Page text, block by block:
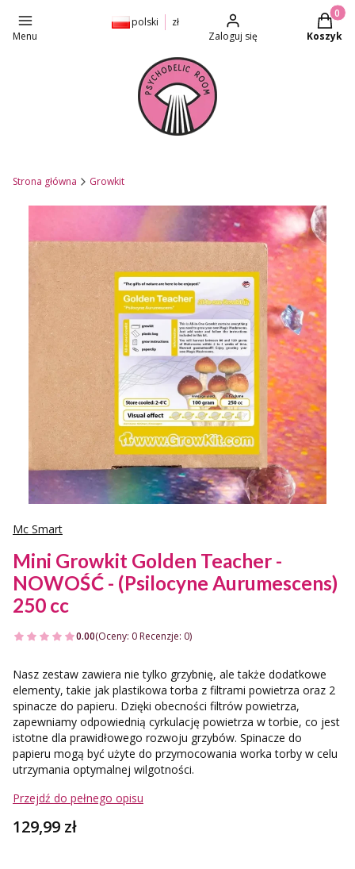
Menu
polski
zł
Zaloguj się
Koszyk
Strona główna Growkit
Mc Smart
Mini Growkit Golden Teacher -
NOWOŚĆ - (Psilocyne Aurumescens)
250 cc
0.00(Oceny: 0 Recenzje: 0)
Nasz zestaw zawiera nie tylko grzybnię, ale także dodatkowe
elementy, takie jak plastikowa torba z filtrami powietrza oraz 2
spinacze do papieru. Dzięki obecności filtrów powietrza,
zapewniamy odpowiednią cyrkulację powietrza w torbie, co jest
istotne dla prawidłowego rozwoju grzybów. Spinacze do
papieru mogą być użyte do przymocowania worka torby w celu
utrzymania optymalnej wilgotności.
Przejdź do pełnego opisu
Cena
129,99 zł